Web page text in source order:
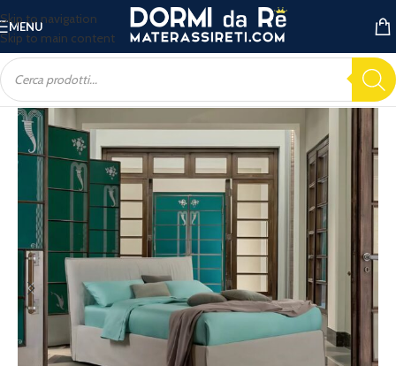
Skip to navigation
Skip to main content
MENU